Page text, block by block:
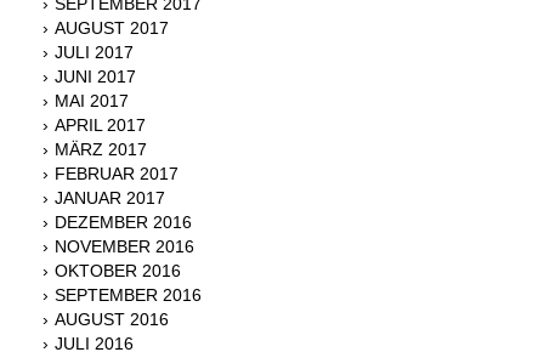
AUGUST 2017
JULI 2017
JUNI 2017
MAI 2017
APRIL 2017
MÄRZ 2017
FEBRUAR 2017
JANUAR 2017
DEZEMBER 2016
NOVEMBER 2016
OKTOBER 2016
SEPTEMBER 2016
AUGUST 2016
JULI 2016